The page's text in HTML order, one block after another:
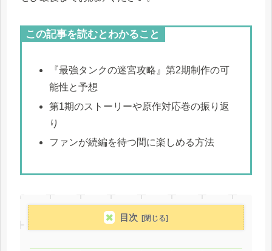
この記事を読むとわかること
『最強タンクの迷宮攻略』第2期制作の可
能性と予想
第1期のストーリーや原作対応巻の振り返
り
ファンが続編を待つ間に楽しめる方法
目次